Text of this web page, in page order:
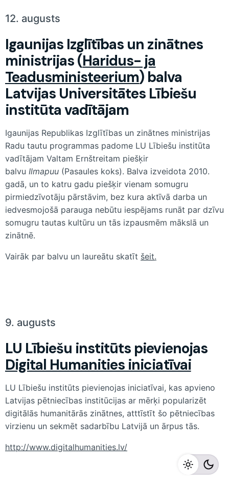
12. augusts
Igaunijas Izglītības un zinātnes
ministrijas (Haridus- ja
Teadusministeerium) balva
Latvijas Universitātes Lībiešu
institūta vadītājam
Igaunijas Republikas Izglītības un zinātnes ministrijas
Radu tautu programmas padome LU Lībiešu institūta
vadītājam Valtam Ernštreitam piešķir
balvu Ilmapuu (Pasaules koks). Balva izveidota 2010.
gadā, un to katru gadu piešķir vienam somugru
pirmiedzīvotāju pārstāvim, bez kura aktīvā darba un
iedvesmojošā parauga nebūtu iespējams runāt par dzīvu
somugru tautas kultūru un tās izpausmēm mākslā un
zinātnē.
Vairāk par balvu un laureātu skatīt šeit.
9. augusts
LU Lībiešu institūts pievienojas
Digital Humanities iniciatīvai
LU Lībiešu institūts pievienojas iniciatīvai, kas apvieno
Latvijas pētniecības institūcijas ar mērķi popularizēt
digitālās humanitārās zinātnes, atttīstīt šo pētniecības
virzienu un sekmēt sadarbību Latvijā un ārpus tās.
http://www.digitalhumanities.lv/